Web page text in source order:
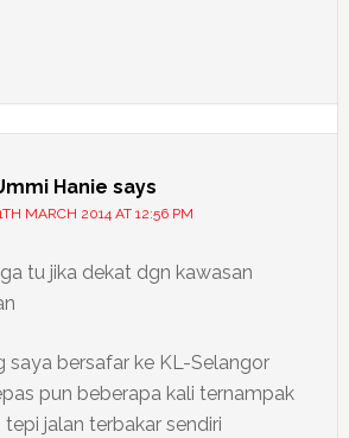
Hanie says
MARCH 2014 AT 12:56 PM
tu jika dekat dgn kawasan
saya bersafar ke KL-Selangor
pun beberapa kali ternampak
jalan terbakar sendiri